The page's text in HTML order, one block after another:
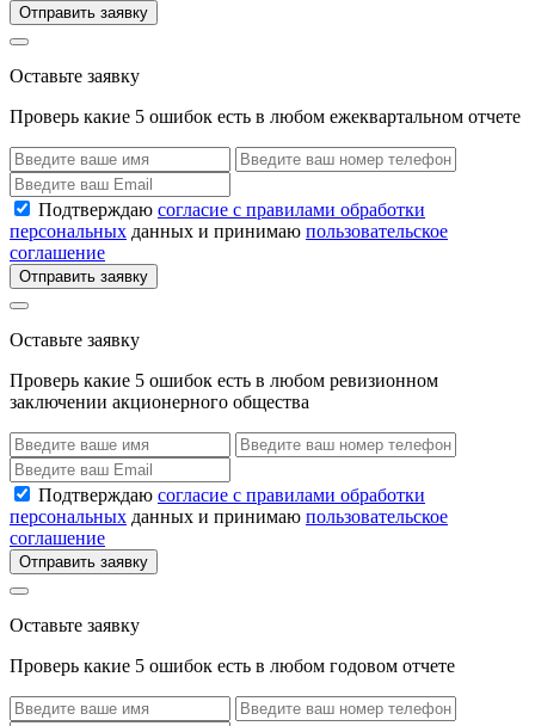
Отправить заявку
Оставьте заявку
Проверь какие 5 ошибок есть в любом ежеквартальном отчете
Подтверждаю согласие с правилами обработки
персональных данных и принимаю пользовательское
соглашение
Отправить заявку
Оставьте заявку
Проверь какие 5 ошибок есть в любом ревизионном
заключении акционерного общества
Подтверждаю согласие с правилами обработки
персональных данных и принимаю пользовательское
соглашение
Отправить заявку
Оставьте заявку
Проверь какие 5 ошибок есть в любом годовом отчете